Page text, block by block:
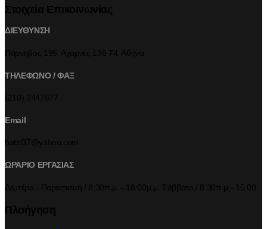
ΔΙΕΥΘΥΝΣΗ
ΤΗΛΕΦΩΝΟ / ΦΑΞ
Email
ΩΡΑΡΙΟ ΕΡΓΑΣΙΑΣ